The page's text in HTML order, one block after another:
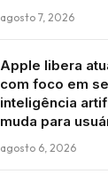
agosto 7, 2026
Apple libera
com foco em
inteligência
muda para
agosto 6, 2026